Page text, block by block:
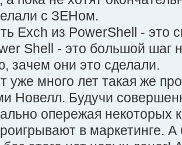
с ЗЕНом.
Exch из PowerShell - это
Shell - это большой
зачем они это сделали.
уже много лет такая же
Новелл. Будучи
опережая некоторых
в маркетинге. А